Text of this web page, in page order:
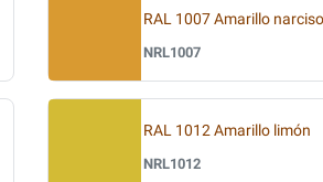
RAL 1007 Amarillo narciso
NRL1007
RAL 1012 Amarillo limón
NRL1012